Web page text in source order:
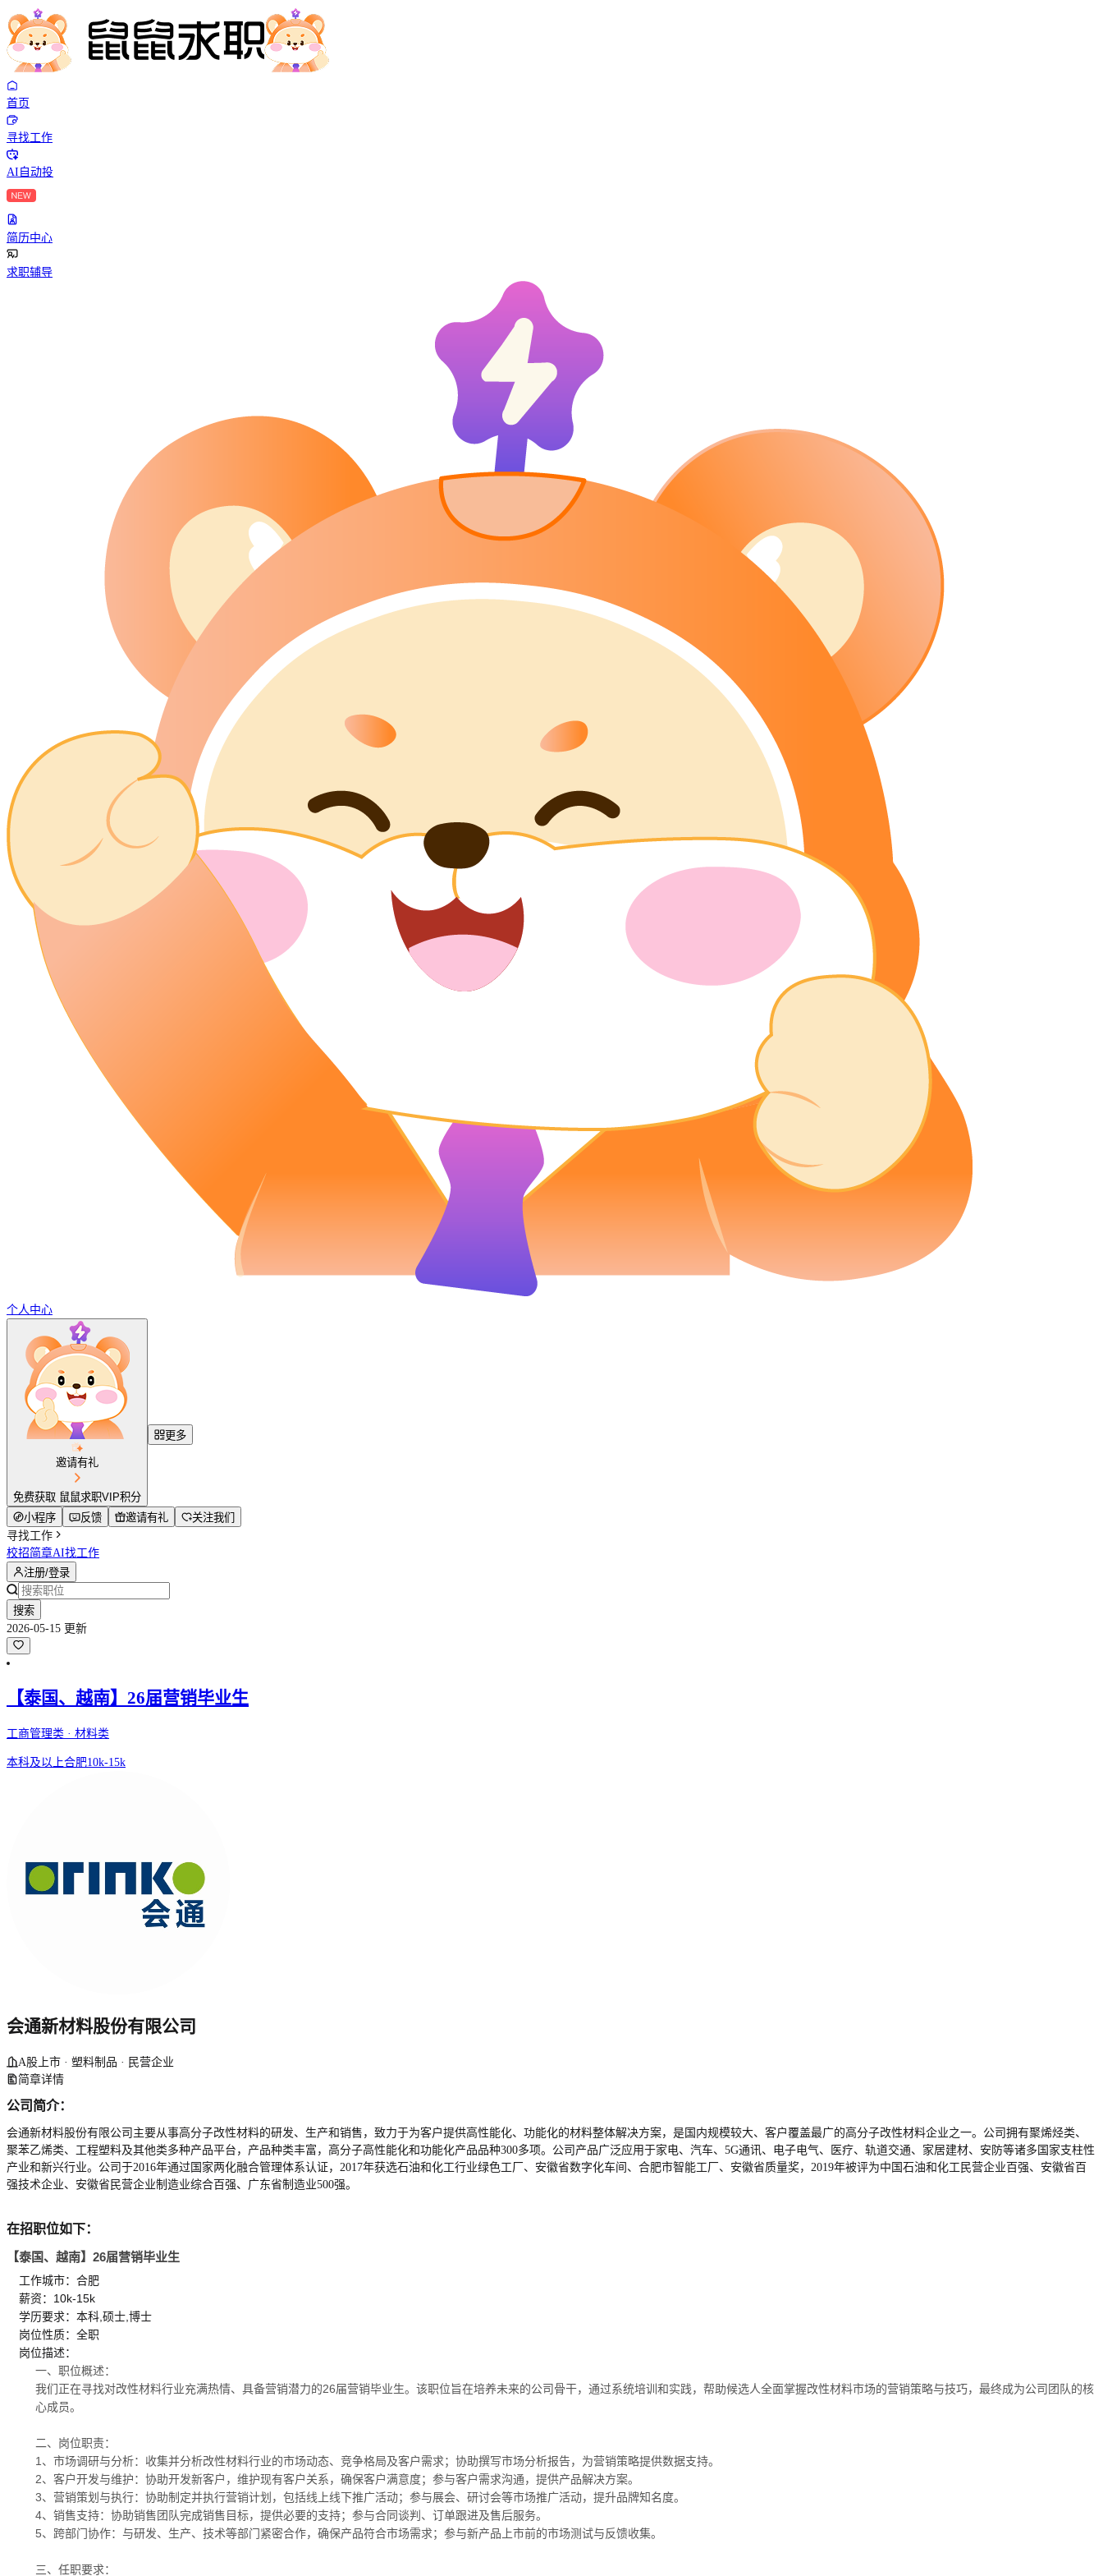
首页
寻找工作
AI自动投
简历中心
求职辅导
个人中心
邀请有礼
免费获取 鼠鼠求职VIP积分
更多
小程序 反馈 邀请有礼
关注我们
寻找工作
校招简章AI找工作
注册/登录
搜索
2026-05-15 更新
【泰国、越南】26届营销毕业生
工商管理类 · 材料类
本科及以上合肥10k-15k
会通新材料股份有限公司
A股上市 · 塑料制品 · 民营企业
简章详情
公司简介：
会通新材料股份有限公司主要从事高分子改性材料的研发、生产和销售，致力于为客户提供高性能化、功能化的材料整体解决方案，是国内规模较大、客户覆盖最广的高分子改性材料企业之一。公司拥有聚烯烃类、
聚苯乙烯类、工程塑料及其他类多种产品平台，产品种类丰富，高分子高性能化和功能化产品品种300多项。公司产品广泛应用于家电、汽车、5G通讯、电子电气、医疗、轨道交通、家居建材、安防等诸多国家支柱性
产业和新兴行业。公司于2016年通过国家两化融合管理体系认证，2017年获选石油和化工行业绿色工厂、安徽省数字化车间、合肥市智能工厂、安徽省质量奖，2019年被评为中国石油和化工民营企业百强、安徽省百
强技术企业、安徽省民营企业制造业综合百强、广东省制造业500强。
在招职位如下：
【泰国、越南】26届营销毕业生
工作城市：合肥
薪资：10k-15k
学历要求：本科,硕士,博士
岗位性质：全职
岗位描述：
一、职位概述：
我们正在寻找对改性材料行业充满热情、具备营销潜力的26届营销毕业生。该职位旨在培养未来的公司骨干，通过系统培训和实践，帮助候选人全面掌握改性材料市场的营销策略与技巧，最终成为公司团队的核
心成员。
二、岗位职责：
1、市场调研与分析：收集并分析改性材料行业的市场动态、竞争格局及客户需求；协助撰写市场分析报告，为营销策略提供数据支持。
2、客户开发与维护：协助开发新客户，维护现有客户关系，确保客户满意度；参与客户需求沟通，提供产品解决方案。
3、营销策划与执行：协助制定并执行营销计划，包括线上线下推广活动；参与展会、研讨会等市场推广活动，提升品牌知名度。
4、销售支持：协助销售团队完成销售目标，提供必要的支持；参与合同谈判、订单跟进及售后服务。
5、跨部门协作：与研发、生产、技术等部门紧密合作，确保产品符合市场需求；参与新产品上市前的市场测试与反馈收集。
三、任职要求：